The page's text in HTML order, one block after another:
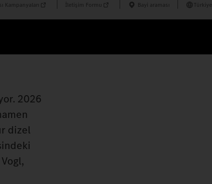
Kampanyaları İletişim Formu Bayi araması Türkiye
2026
dizel